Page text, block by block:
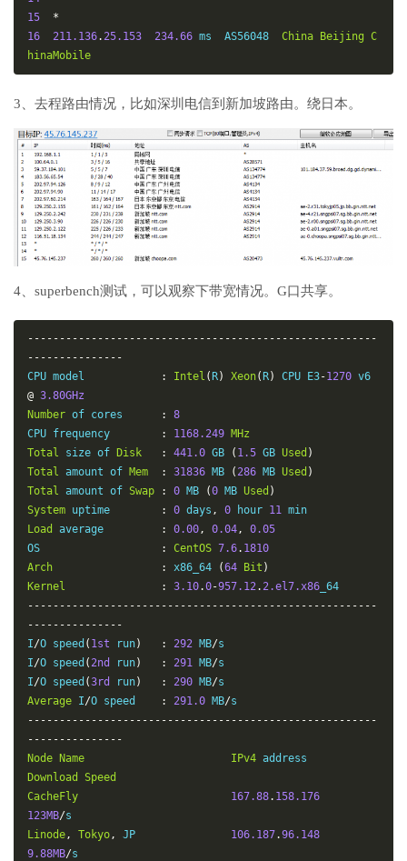
15
*
16
211.136.25.153 234.66 ms  AS56048 China Beijing C
hinaMobile
3、去程路由情况，比如深圳电信到新加坡路由。绕日本。
4、superbench测试，可以观察下带宽情况。G口共享。
-------------------------------------------------------
---------------
CPU model
: Intel (R) Xeon(R) CPU E3-1270
@ 3.80GHz
Number of cores :
8
CPU frequency
: 1168.249 MHz
Total size of Disk : 441.0 GB ( 1.5 GB Used )
Total amount of Mem : 31836 MB (286 MB Used )
Total amount of Swap : 0 MB (0 MB Used )
System uptime : 0 days , 0 hour 11
Load
average : 0.00, 0.04,
0.05
OS
: CentOS 7.6. 1810
Arch
: x86_64 (64 Bit )
Kernel
: 3.10.0-957.12.2.el7.x86
-------------------------------------------------------
---------------
I/O speed ( 1st run) : 292 MB/s
I/O speed (2nd run) : 291 MB/s
I/O speed (3rd run) : 290 MB/
Average I/O speed : 291.0 MB/
-------------------------------------------------------
---------------
Node Name IPv4
Download
Speed
CacheFly
167.88. 158.176
123MB/
Linode, Tokyo, JP 106.187.96.148
9.88MB/